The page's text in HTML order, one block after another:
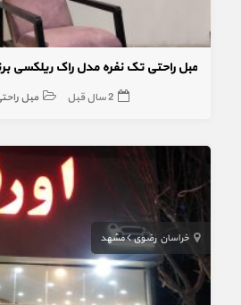
مبل راحتی تک نفره مدل راک ریلکسی
2 سال قبل مبل
خراسان رضوی مشهد